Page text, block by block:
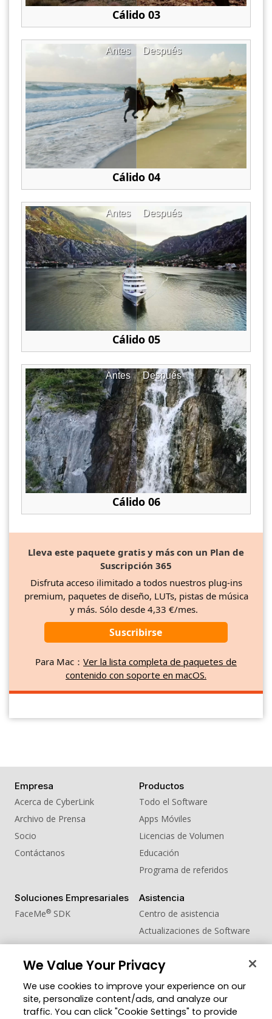
Cálido 03
Después
Antes
Cálido 04
Después
Antes
Cálido 05
Después
Antes
Cálido 06
Lleva este paquete gratis y más con un Plan de
Suscripción 365
Disfruta acceso ilimitado a todos nuestros plug-ins
premium, paquetes de diseño, LUTs, pistas de música
y más. Sólo desde 4,33 €/mes.
Suscribirse
Para Mac： Ver la lista completa de paquetes de
contenido con soporte en macOS.
Empresa
Acerca de CyberLink
Archivo de Prensa
Socio
Contáctanos
Productos
Todo el Software
Apps Móviles
Licencias de Volumen
Educación
Programa de referidos
Soluciones Empresariales
FaceMe® SDK
Asistencia
Centro de asistencia
Actualizaciones de Software
Centro de Aprendizaje
Zona de Miembros
Blog
Cambiar región
We Value Your Privacy
We use cookies to improve your experience on our
site, personalize content/ads, and analyze our
traffic. You can click "Cookie Settings" to provide